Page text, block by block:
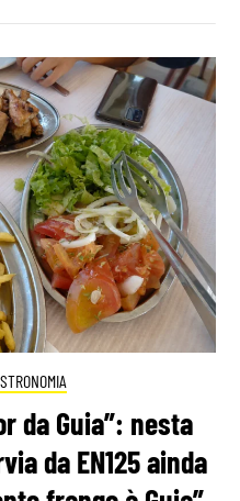
da Guia”: nesta
da EN125 ainda